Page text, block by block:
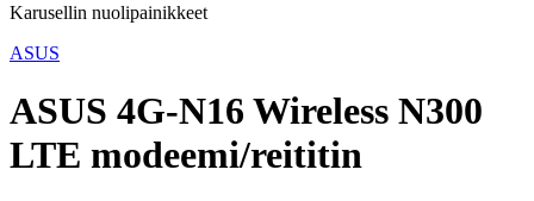
Karusellin nuolipainikkeet
ASUS
ASUS 4G-N16 Wireless N300
LTE modeemi/reititin